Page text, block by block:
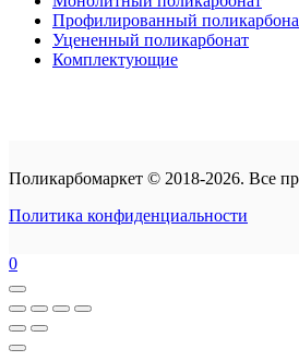
Профилированный
Уцененный поликарбонат
Комплектующие
Поликарбомаркет © 2018-2026. Все
Политика конфиденциальности
0